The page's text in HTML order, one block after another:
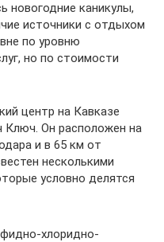
новогодние каникулы,
источники с отдыхом
по уровню
но по стоимости
центр на Кавказе
Ключ. Он расположен на
и в 65 км от
несколькими
условно делятся
хлоридно-